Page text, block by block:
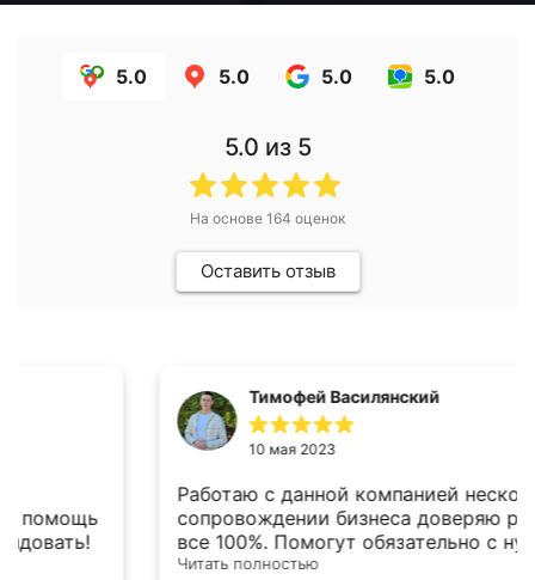
5.0 5.0 5.0 5.0
5.0 из 5
На основе 164 оценок
Оставить отзыв
Тимофей Василянский
10 мая 2023
Работаю с данной компанией несколько лет. В
сопровождении бизнеса доверяю ребятам на
все 100%. Помогут обязательно с нужными
документами, оформят и так далее. Свой
Читать полностью